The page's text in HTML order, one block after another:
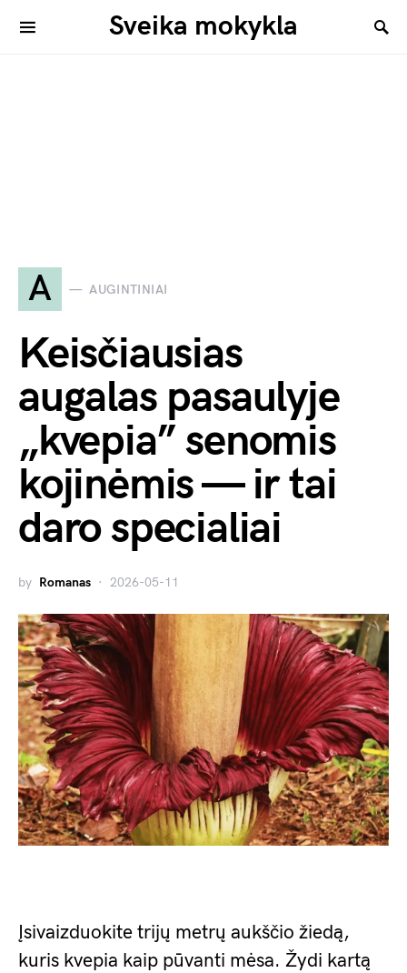
Sveika mokykla
A AUGINTINIAI
Keisčiausias
augalas pasaulyje
„kvepia” senomis
kojinėmis — ir tai
daro specialiai
by Romanas 2026-05-11
Įsivaizduokite trijų metrų aukščio žiedą,
kuris kvepia kaip pūvanti mėsa. Žydi kartą